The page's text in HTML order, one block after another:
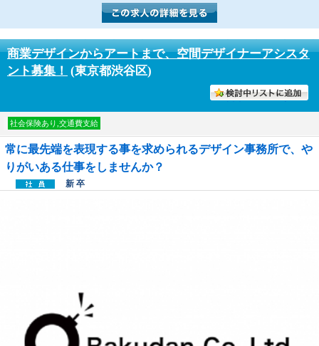
商業デザインからアートまで、空間デザイナーアシスタ
ント募集！ (東京都渋谷区)
社会保険あり,交通費支給
常に最先端を表現する事を求められるデザイン事務所で、や
りがいある仕事をしませんか？
新 卒